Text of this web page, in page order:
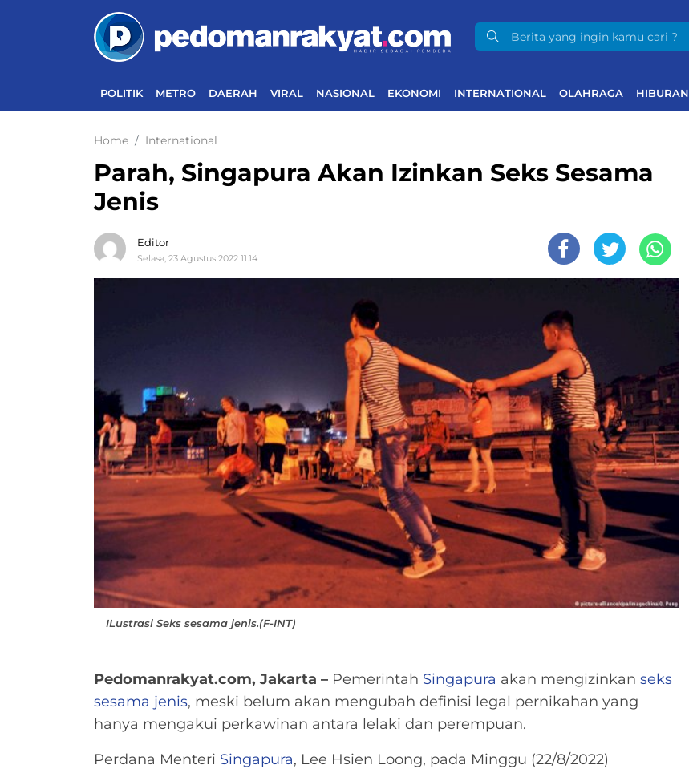
POLITIK METRO DAERAH VIRAL NASIONAL EKONOMI INTERNATIONAL OLAHRAGA HIBURAN
Home International
Parah, Singapura Akan Izinkan Seks Sesama
Jenis
Editor
Selasa, 23 Agustus 2022 11:14
ILustrasi Seks sesama jenis.(F-INT)
Pedomanrakyat.com, Jakarta – Pemerintah Singapura akan mengizinkan seks
sesama jenis, meski belum akan mengubah definisi legal pernikahan yang
hanya mengakui perkawinan antara lelaki dan perempuan.
Perdana Menteri Singapura, Lee Hsien Loong, pada Minggu (22/8/2022)